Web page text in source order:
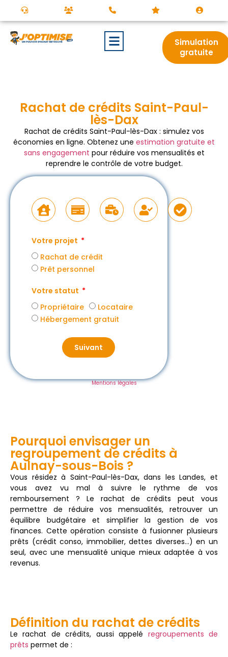
Simulation
gratuite
Rachat de crédits Saint-Paul-
lès-Dax
Rachat de crédits Saint-Paul-lès-Dax : simulez vos
économies en ligne. Obtenez une estimation gratuite et
sans engagement pour réduire vos mensualités et
reprendre le contrôle de votre budget.
Votre projet
Rachat de crédit
Prêt personnel
Votre statut
Propriétaire
Locataire
Hébergement gratuit
Suivant
Mentions légales
Pourquoi envisager un
regroupement de crédits à
Aulnay-sous-Bois ?
Vous résidez à Saint-Paul-lès-Dax, dans les Landes, et
vous avez vu mal à suivre le rythme de vos
remboursement ? Le rachat de crédits peut vous
permettre de réduire vos mensualités, retrouver un
équilibre budgétaire et simplifier la gestion de vos
finances. Cette opération consiste à fusionner plusieurs
prêts (crédit conso, immobilier, dettes diverses…) en un
seul, avec une mensualité unique mieux adaptée à vos
revenus.
Définition du rachat de crédits
Le rachat de crédits, aussi appelé regroupements de
prêts permet de :